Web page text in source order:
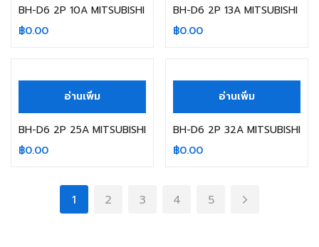
BH-D6 2P 10A MITSUBISHI
฿0.00
BH-D6 2P 13A MITSUBISHI
฿0.00
อ่านเพิ่ม
BH-D6 2P 25A MITSUBISHI
฿0.00
อ่านเพิ่ม
BH-D6 2P 32A MITSUBISHI
฿0.00
1 2 3 4 5